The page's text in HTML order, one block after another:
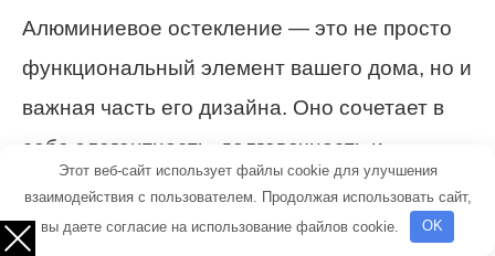
Алюминиевое остекление — это не просто
функциональный элемент вашего дома, но и
важная часть его дизайна. Оно сочетает в
себе элегантность, долговечность и
энергоэффективность. При правильном
выборе и установке вы сможете
Этот веб-сайт использует файлы cookie для улучшения
взаимодействия с пользователем. Продолжая использовать сайт,
вы даете согласие на использование файлов cookie.
OK